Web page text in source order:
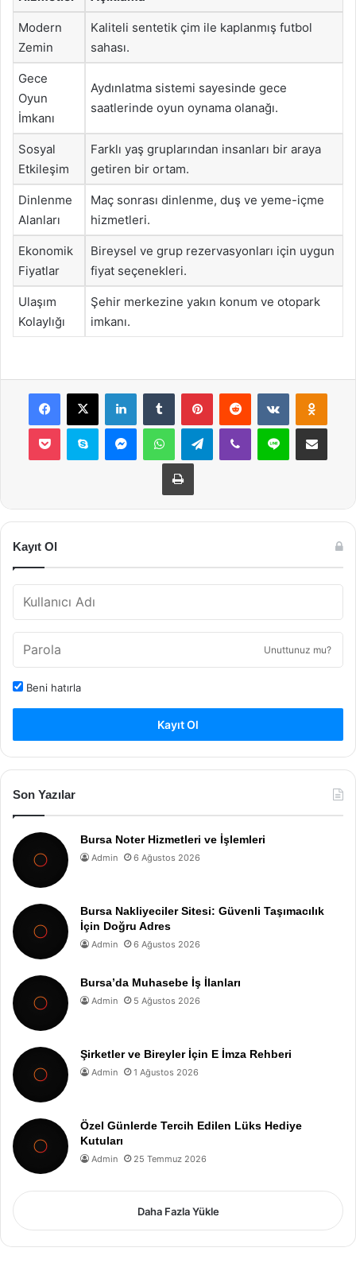
Modern
Zemin
Kaliteli sentetik çim ile kaplanmış futbol
sahası.
Gece
Oyun
İmkanı
Aydınlatma sistemi sayesinde gece
saatlerinde oyun oynama olanağı.
Sosyal
Etkileşim
Farklı yaş gruplarından insanları bir araya
getiren bir ortam.
Dinlenme
Alanları
Maç sonrası dinlenme, duş ve yeme-içme
hizmetleri.
Ekonomik
Fiyatlar
Bireysel ve grup rezervasyonları için uygun
fiyat seçenekleri.
Ulaşım
Kolaylığı
Şehir merkezine yakın konum ve otopark
imkanı.
Facebook
X LinkedInTumblr PinterestReddit VKontakte
Pocket Skype MessengerWhatsAppTelegramViber Line E-Posta ile
Yazdır
Kayıt Ol
Unuttunuz mu?
Beni hatırla
Kayıt Ol
Son Yazılar
Bursa Noter Hizmetleri ve İşlemleri
Admin 6 Ağustos 2026
Bursa Nakliyeciler Sitesi: Güvenli Taşımacılık
İçin Doğru Adres
Admin 6 Ağustos 2026
Bursa’da Muhasebe İş İlanları
Admin 5 Ağustos 2026
Şirketler ve Bireyler İçin E İmza Rehberi
Admin 1 Ağustos 2026
Özel Günlerde Tercih Edilen Lüks Hediye
Kutuları
Admin 25 Temmuz 2026
Daha Fazla Yükle